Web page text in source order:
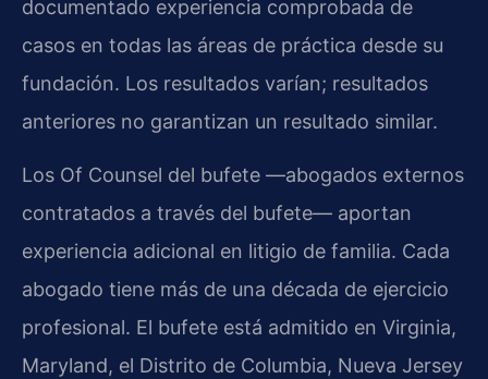
documentado experiencia comprobada de
casos en todas las áreas de práctica desde su
fundación. Los resultados varían; resultados
anteriores no garantizan un resultado similar.
Los Of Counsel del bufete —abogados externos
contratados a través del bufete— aportan
experiencia adicional en litigio de familia. Cada
abogado tiene más de una década de ejercicio
profesional. El bufete está admitido en Virginia,
Maryland, el Distrito de Columbia, Nueva Jersey